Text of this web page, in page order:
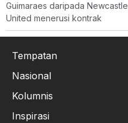
Guimaraes daripada Newcastle
United menerusi kontrak
Tempatan
Nasional
Kolumnis
Inspirasi